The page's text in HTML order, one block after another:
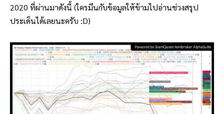
2020 ที่ผ่านมาดังนี้ (ใครมึนกับข้อมูลให้ข้ามไปอ่านช่วงสรุป
ประเด็นได้เลยนะครับ :D)